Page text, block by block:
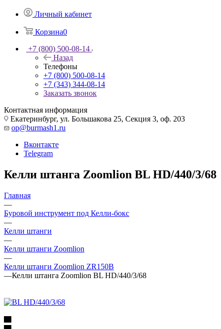
Личный кабинет
Корзина0
+7 (800) 500-08-14
Назад
Телефоны
+7 (800) 500-08-14
+7 (343) 344-08-14
Заказать звонок
Контактная информация
Екатеринбург, ул. Большакова 25, Секция 3, оф. 203
op@burmash1.ru
Вконтакте
Telegram
Келли штанга Zoomlion BL HD/440/3/68
Главная
—
Буровой инструмент под Келли-бокс
—
Келли штанги
—
Келли штанги Zoomlion
—
Келли штанги Zoomlion ZR150B
—Келли штанга Zoomlion BL HD/440/3/68